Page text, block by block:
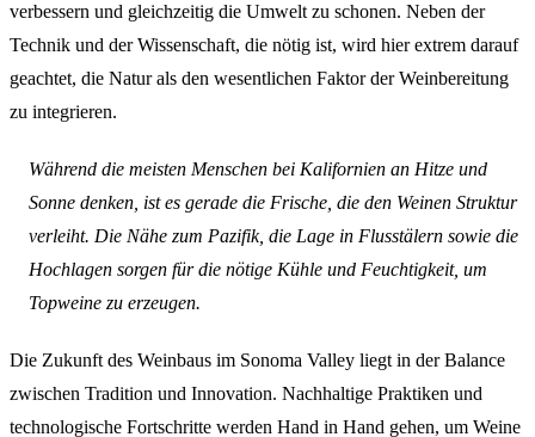
verbessern und gleichzeitig die Umwelt zu schonen. Neben der
Technik und der Wissenschaft, die nötig ist, wird hier extrem darauf
geachtet, die Natur als den wesentlichen Faktor der Weinbereitung
zu integrieren.
Während die meisten Menschen bei Kalifornien an Hitze und
Sonne denken, ist es gerade die Frische, die den Weinen Struktur
verleiht. Die Nähe zum Pazifik, die Lage in Flusstälern sowie die
Hochlagen sorgen für die nötige Kühle und Feuchtigkeit, um
Topweine zu erzeugen.
Die Zukunft des Weinbaus im Sonoma Valley liegt in der Balance
zwischen Tradition und Innovation. Nachhaltige Praktiken und
technologische Fortschritte werden Hand in Hand gehen, um Weine